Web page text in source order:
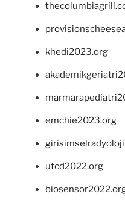
khedi2023.org
emchie2023.org
utcd2022.org